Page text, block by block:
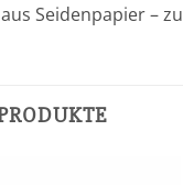
Seidenpapier –